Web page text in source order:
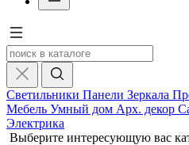
Светильники Панели Зеркала
Мебель Умный дом Арх. декор
Электрика
Выберите интересующую вас